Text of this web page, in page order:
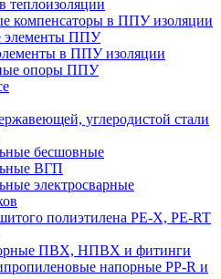
теплоизоляции
компенсаторы в ППУ изоляции
элементы ППУ
в ППУ изоляции
опоры ППУ
углеродистой стали
бесшовные
ВГП
электросварные
полиэтилена PE-X, PE-RT
ПВХ, НПВХ и фитинги
напорные PP-R и